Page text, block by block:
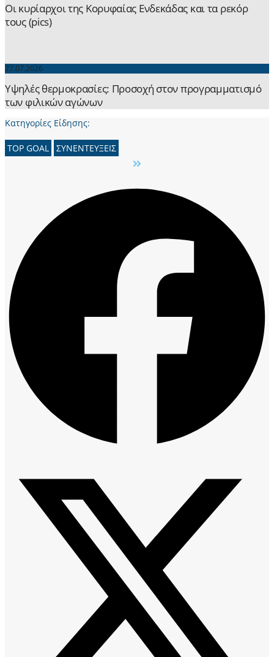
Οι κυρίαρχοι της Κορυφαίας Ενδεκάδας και τα ρεκόρ
τους (pics)
27.07.2026
Yψηλές θερμοκρασίες: Προσοχή στον προγραμματισμό
των φιλικών αγώνων
Κατηγορίες Είδησης:
TOP GOAL ΣΥΝΕΝΤΕΥΞΕΙΣ